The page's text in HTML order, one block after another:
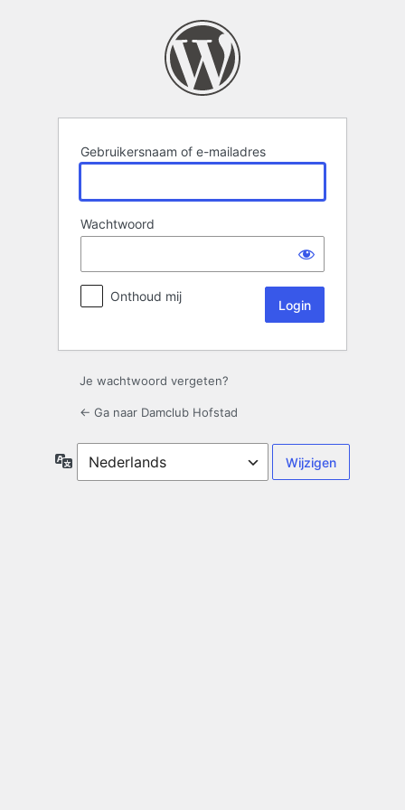
Gebruikersnaam of e-mailadres
Wachtwoord
Onthoud mij
Je wachtwoord vergeten?
← Ga naar Damclub Hofstad
Taal